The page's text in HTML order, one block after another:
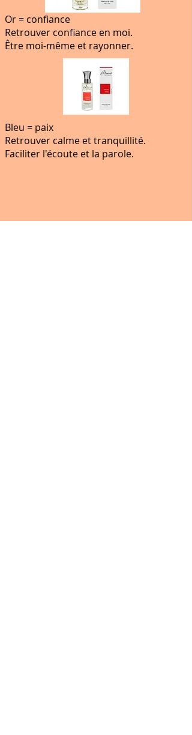
Or = confiance
Retrouver confiance en moi.
Être moi-même et rayonner.
Bleu = paix
Retrouver calme et tranquillité.
Faciliter l'écoute et la parole.